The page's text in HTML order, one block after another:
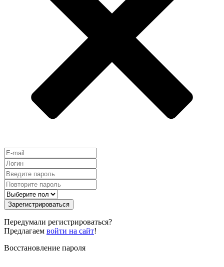
Зарегистрироваться
Передумали регистрироваться?
Предлагаем войти на сайт!
Восстановление пароля